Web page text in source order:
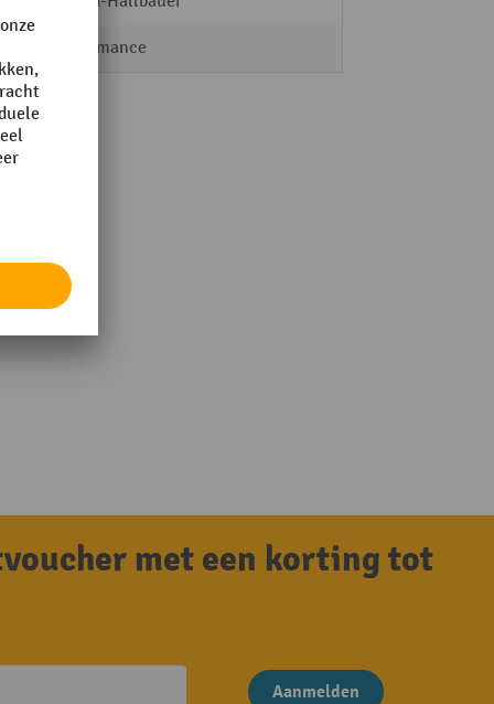
Performance
met een korting tot
Aanmelden